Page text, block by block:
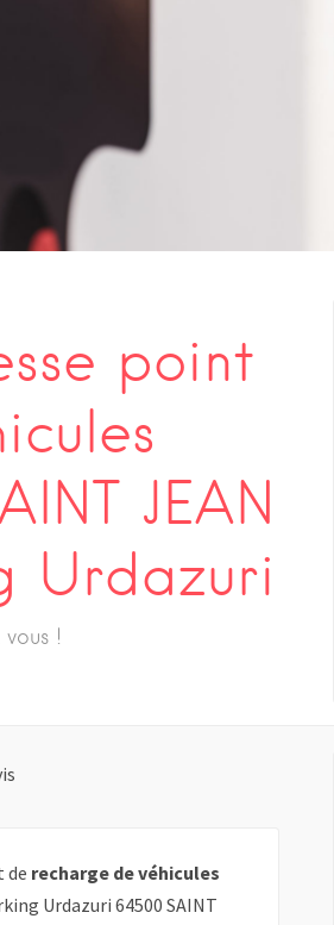
point
JEAN
Urdazuri
!
de recharge de véhicules
Urdazuri 64500 SAINT